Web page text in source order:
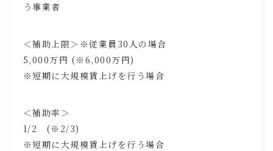
う事業者
＜補助上限＞※従業員 30 人の場合
5,000万円 (※6,000万円)
※短期に大規模賃上げを行う場合
＜補助率＞
1/2 (※2/3)
※短期に大規模賃上げを行う場合